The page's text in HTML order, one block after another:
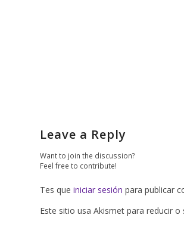
Leave a Reply
Want to join the discussion?
Feel free to contribute!
Tes que iniciar sesión para publicar
Este sitio usa Akismet para reducir o